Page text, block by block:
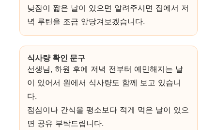
낮잠이 짧은 날이 있으면 알려주시면 집에서 저
녁 루틴을 조금 앞당겨보겠습니다.
식사량 확인 문구
선생님, 하원 후에 저녁 전부터 예민해지는 날
이 있어서 원에서 식사량도 함께 보고 있습니
다.
점심이나 간식을 평소보다 적게 먹은 날이 있으
면 공유 부탁드립니다.